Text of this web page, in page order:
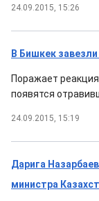
24.09.2015, 15:26
В Бишкек
Поражает
появятся
24.09.2015, 15:19
Дарига
министра